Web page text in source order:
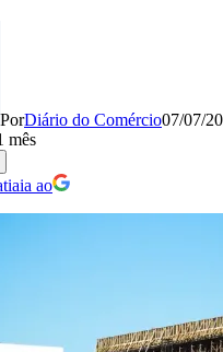
PorDiário do Comércio07/07/
mês
ao